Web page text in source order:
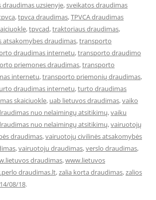
draudimas uzsienyje,sveikatos draudimas
,tpvca draudimas,TPVCA draudimas
,tpvcad,traktoriaus draudimas,
draudimas,transporto
draudimas internetu,transporto draudimo
priemones draudimas,transporto
internetu,transporto priemonių draudimas,
draudimas internetu,turto draudimas
skaiciuokle, uab lietuvos draudimas,vaiko
nuo nelaimingų atsitikimų,vaiku
nuo nelaimingų atsitikimų,vairuotojų
draudimas,vairuotojų civilinės atsakomybės
,vairuotoju draudimas,verslo draudimas,
draudimas,www.lietuvos
draudimas.lt,zalia korta draudimas,zalios
08/18.